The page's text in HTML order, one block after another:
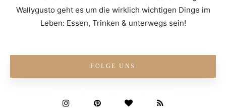
Wallygusto geht es um die wirklich wichtigen Dinge im
Leben: Essen, Trinken & unterwegs sein!
FOLGE UNS